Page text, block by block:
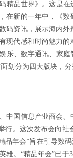
精品世界》。这是在
在新的一年中，《数
码资讯，展示海内外
现代感和时尚魅力的
乐、数字通讯、家庭
划分为四大版块，
中国信息产业商会、
行。这次发布会向社
品年会”旨在引导数码
雄。“精品年会”已于